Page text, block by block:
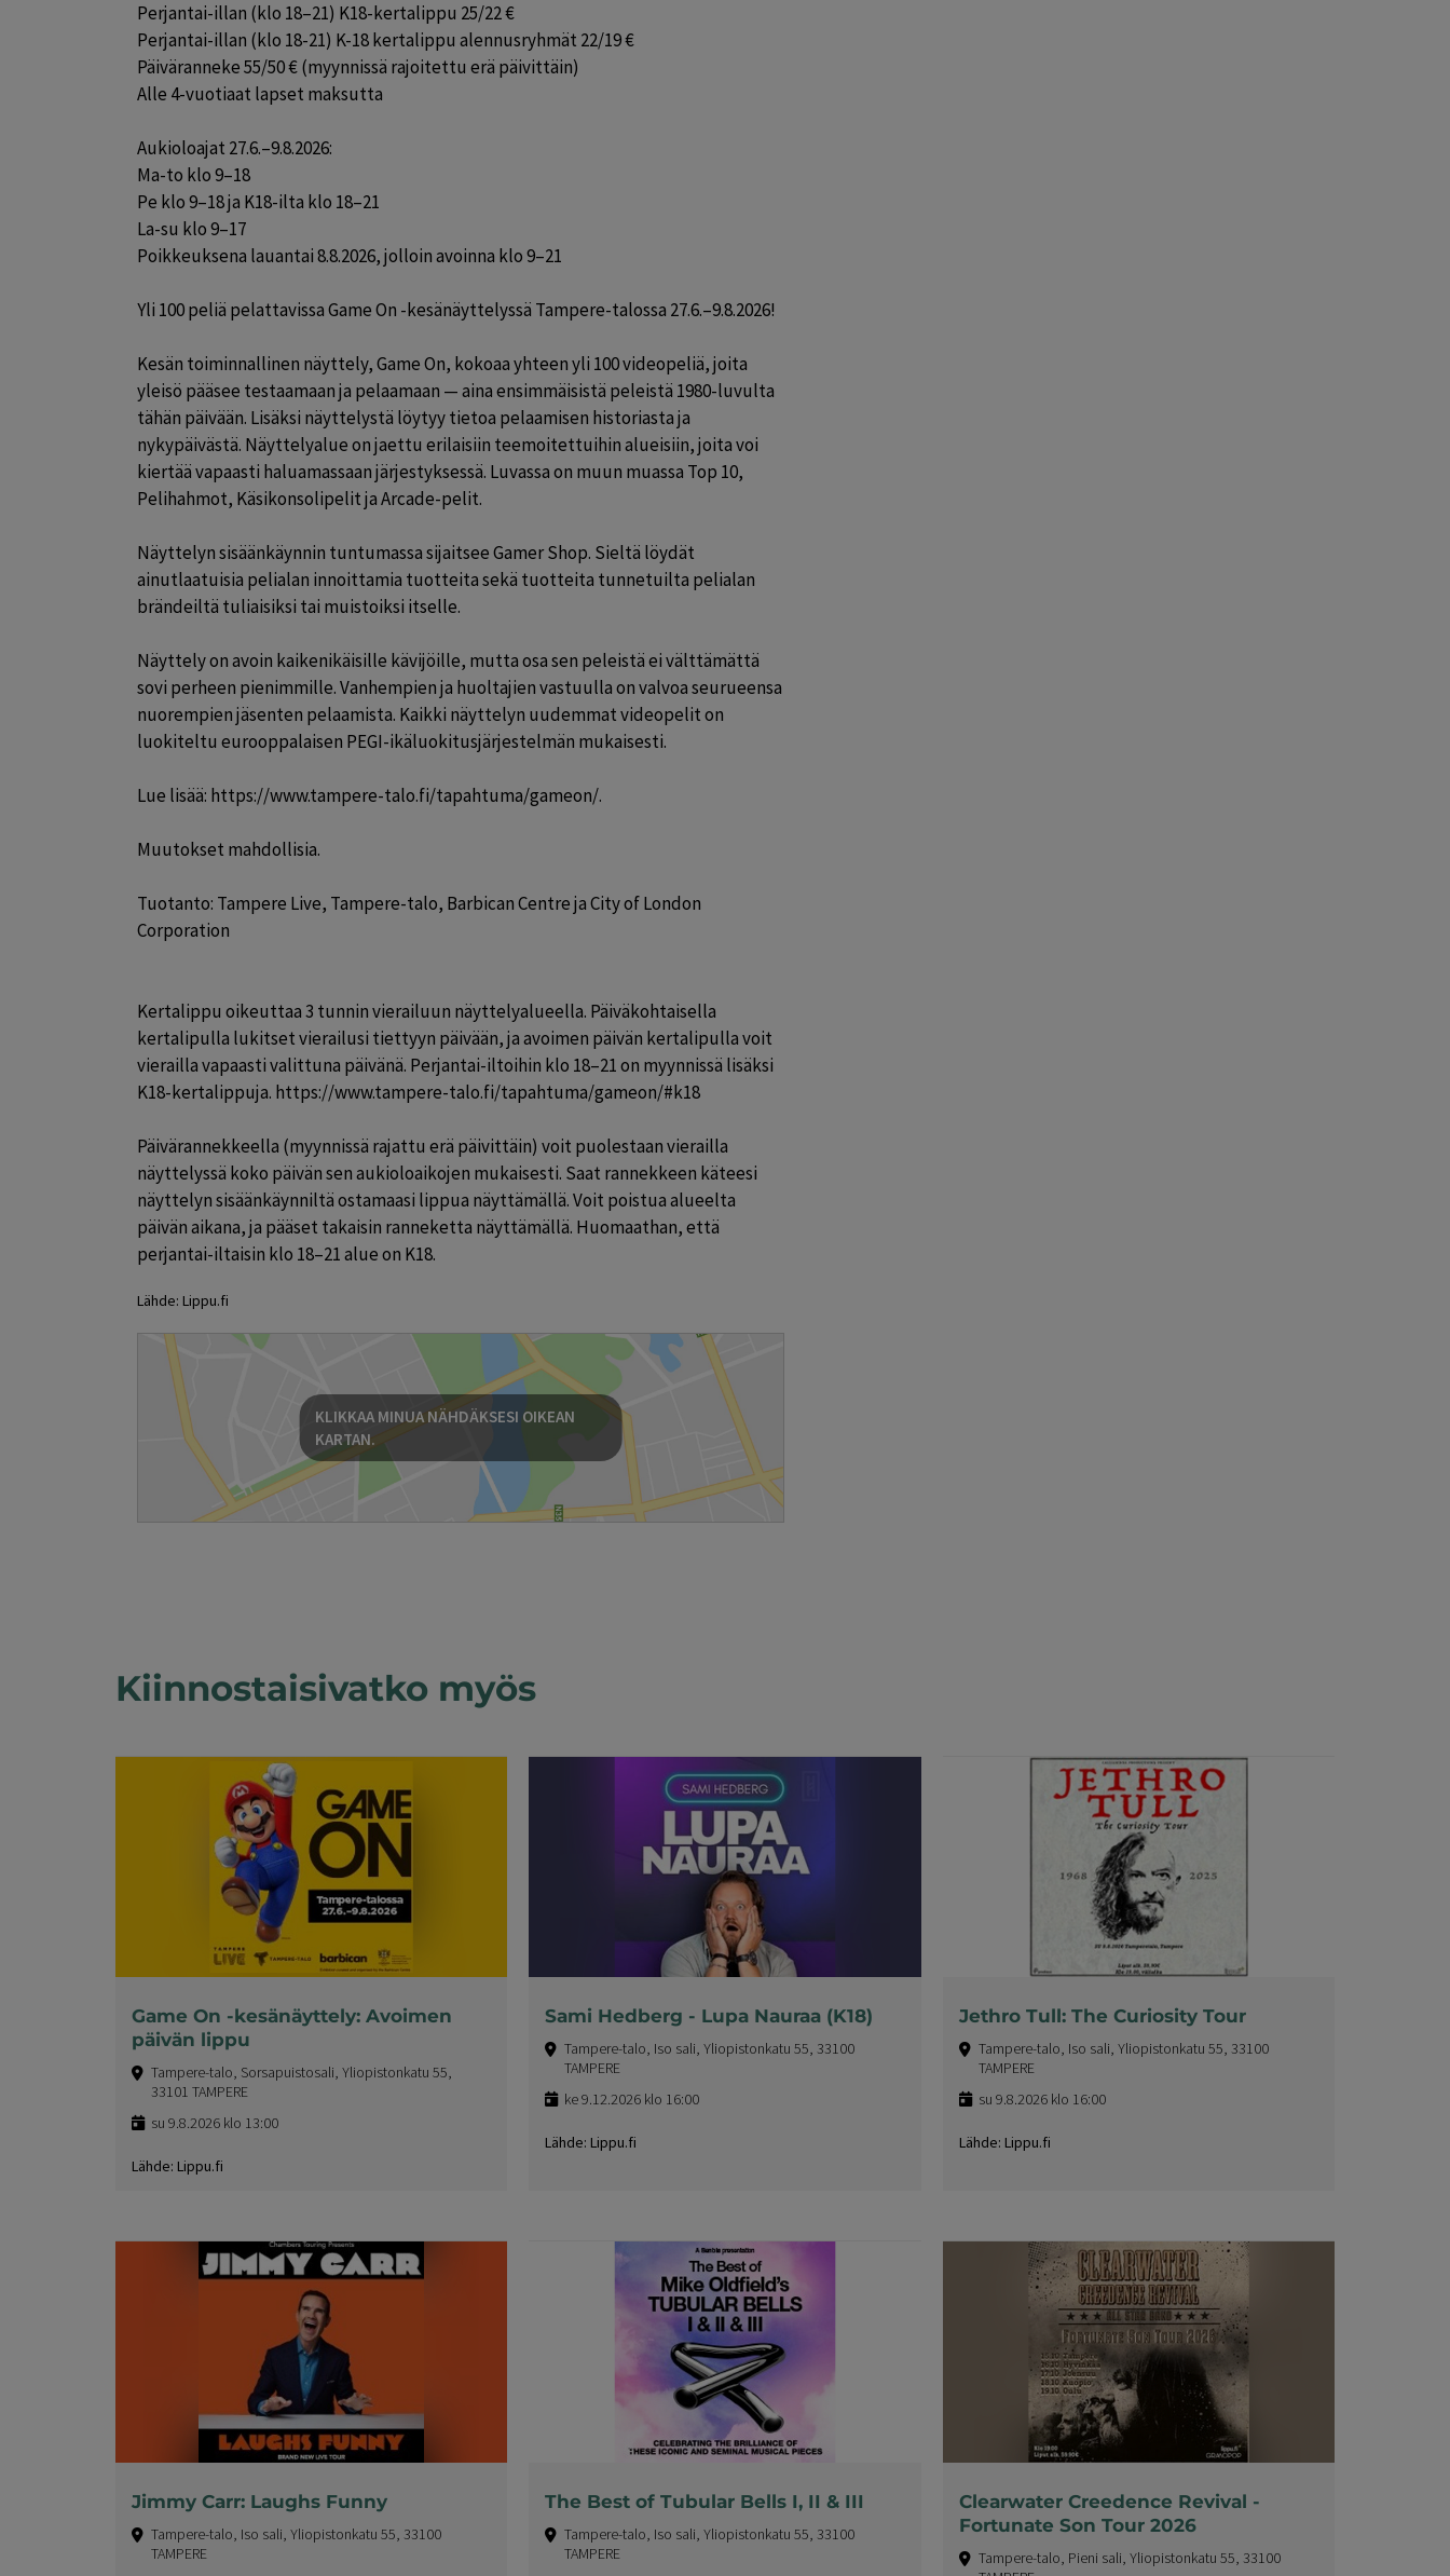
Perjantai-illan (klo 18–21) K18-kertalippu 25/22 €
Perjantai-illan (klo 18-21) K-18 kertalippu alennusryhmät 22/19 €
Päiväranneke 55/50 € (myynnissä rajoitettu erä päivittäin)
Alle 4-vuotiaat lapset maksutta
Aukioloajat 27.6.–9.8.2026:
Ma-to klo 9–18
Pe klo 9–18 ja K18-ilta klo 18–21
La-su klo 9–17
Poikkeuksena lauantai 8.8.2026, jolloin avoinna klo 9–21
Yli 100 peliä pelattavissa Game On -kesänäyttelyssä Tampere-talossa 27.6.–9.8.2026!
Kesän toiminnallinen näyttely, Game On, kokoaa yhteen yli 100 videopeliä, joita
yleisö pääsee testaamaan ja pelaamaan — aina ensimmäisistä peleistä 1980-luvulta
tähän päivään. Lisäksi näyttelystä löytyy tietoa pelaamisen historiasta ja
nykypäivästä. Näyttelyalue on jaettu erilaisiin teemoitettuihin alueisiin, joita voi
kiertää vapaasti haluamassaan järjestyksessä. Luvassa on muun muassa Top 10,
Pelihahmot, Käsikonsolipelit ja Arcade-pelit.
Näyttelyn sisäänkäynnin tuntumassa sijaitsee Gamer Shop. Sieltä löydät
ainutlaatuisia pelialan innoittamia tuotteita sekä tuotteita tunnetuilta pelialan
brändeiltä tuliaisiksi tai muistoiksi itselle.
Näyttely on avoin kaikenikäisille kävijöille, mutta osa sen peleistä ei välttämättä
sovi perheen pienimmille. Vanhempien ja huoltajien vastuulla on valvoa seurueensa
nuorempien jäsenten pelaamista. Kaikki näyttelyn uudemmat videopelit on
luokiteltu eurooppalaisen PEGI-ikäluokitusjärjestelmän mukaisesti.
Lue lisää: https://www.tampere-talo.fi/tapahtuma/gameon/.
Muutokset mahdollisia.
Tuotanto: Tampere Live, Tampere-talo, Barbican Centre ja City of London
Corporation
Kertalippu oikeuttaa 3 tunnin vierailuun näyttelyalueella. Päiväkohtaisella
kertalipulla lukitset vierailusi tiettyyn päivään, ja avoimen päivän kertalipulla voit
vierailla vapaasti valittuna päivänä. Perjantai-iltoihin klo 18–21 on myynnissä lisäksi
K18-kertalippuja. https://www.tampere-talo.fi/tapahtuma/gameon/#k18
Päivärannekkeella (myynnissä rajattu erä päivittäin) voit puolestaan vierailla
näyttelyssä koko päivän sen aukioloaikojen mukaisesti. Saat rannekkeen käteesi
näyttelyn sisäänkäynniltä ostamaasi lippua näyttämällä. Voit poistua alueelta
päivän aikana, ja pääset takaisin ranneketta näyttämällä. Huomaathan, että
perjantai-iltaisin klo 18–21 alue on K18.
Lähde: Lippu.fi
KLIKKAA MINUA NÄHDÄKSESI OIKEAN
KARTAN.
Kiinnostaisivatko myös
Game On -kesänäyttely: Avoimen
päivän lippu
Tampere-talo, Sorsapuistosali, Yliopistonkatu 55,
33101 TAMPERE
su 9.8.2026 klo 13:00
Lähde: Lippu.fi
Sami Hedberg - Lupa Nauraa (K18)
Tampere-talo, Iso sali, Yliopistonkatu 55, 33100
TAMPERE
ke 9.12.2026 klo 16:00
Lähde: Lippu.fi
Jethro Tull: The Curiosity Tour
Tampere-talo, Iso sali, Yliopistonkatu 55, 33100
TAMPERE
su 9.8.2026 klo 16:00
Lähde: Lippu.fi
Jimmy Carr: Laughs Funny
Tampere-talo, Iso sali, Yliopistonkatu 55, 33100
TAMPERE
The Best of Tubular Bells I, II & III
Tampere-talo, Iso sali, Yliopistonkatu 55, 33100
TAMPERE
Clearwater Creedence Revival -
Fortunate Son Tour 2026
Tampere-talo, Pieni sali, Yliopistonkatu 55, 33100